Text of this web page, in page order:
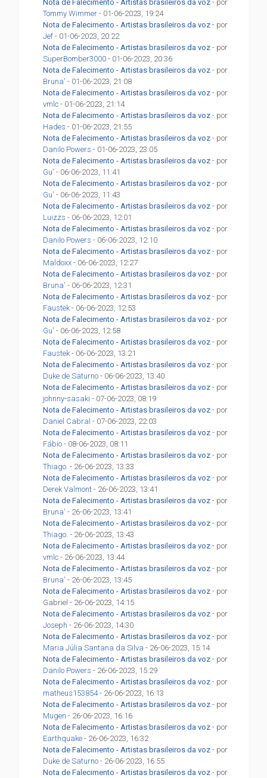
Nota de Falecimento - Artistas brasileiros da voz - por
Tommy Wimmer - 01-06-2023, 19:24
Nota de Falecimento - Artistas brasileiros da voz - por
Jef - 01-06-2023, 20:22
Nota de Falecimento - Artistas brasileiros da voz - por
SuperBomber3000 - 01-06-2023, 20:36
Nota de Falecimento - Artistas brasileiros da voz - por
Bruna' - 01-06-2023, 21:08
Nota de Falecimento - Artistas brasileiros da voz - por
vmlc - 01-06-2023, 21:14
Nota de Falecimento - Artistas brasileiros da voz - por
Hades - 01-06-2023, 21:55
Nota de Falecimento - Artistas brasileiros da voz - por
Danilo Powers - 01-06-2023, 23:05
Nota de Falecimento - Artistas brasileiros da voz - por
Gu' - 06-06-2023, 11:41
Nota de Falecimento - Artistas brasileiros da voz - por
Gu' - 06-06-2023, 11:43
Nota de Falecimento - Artistas brasileiros da voz - por
Luizzs - 06-06-2023, 12:01
Nota de Falecimento - Artistas brasileiros da voz - por
Danilo Powers - 06-06-2023, 12:10
Nota de Falecimento - Artistas brasileiros da voz - por
Maldoxx - 06-06-2023, 12:27
Nota de Falecimento - Artistas brasileiros da voz - por
Bruna' - 06-06-2023, 12:31
Nota de Falecimento - Artistas brasileiros da voz - por
Faustek- 06-06-2023, 12:53
Nota de Falecimento - Artistas brasileiros da voz - por
Gu' - 06-06-2023, 12:58
Nota de Falecimento - Artistas brasileiros da voz - por
Faustek- 06-06-2023, 13:21
Nota de Falecimento - Artistas brasileiros da voz - por
Duke de Saturno - 06-06-2023, 13:40
Nota de Falecimento - Artistas brasileiros da voz - por
johnny-sasaki - 07-06-2023, 08:19
Nota de Falecimento - Artistas brasileiros da voz - por
Daniel Cabral - 07-06-2023, 22:03
Nota de Falecimento - Artistas brasileiros da voz - por
Fábio - 08-06-2023, 08:11
Nota de Falecimento - Artistas brasileiros da voz - por
Thiago. - 26-06-2023, 13:33
Nota de Falecimento - Artistas brasileiros da voz - por
Derek Valmont - 26-06-2023, 13:41
Nota de Falecimento - Artistas brasileiros da voz - por
Bruna' - 26-06-2023, 13:41
Nota de Falecimento - Artistas brasileiros da voz - por
Thiago. - 26-06-2023, 13:43
Nota de Falecimento - Artistas brasileiros da voz - por
vmlc - 26-06-2023, 13:44
Nota de Falecimento - Artistas brasileiros da voz - por
Bruna' - 26-06-2023, 13:45
Nota de Falecimento - Artistas brasileiros da voz - por
Gabriel - 26-06-2023, 14:15
Nota de Falecimento - Artistas brasileiros da voz - por
Joseph - 26-06-2023, 14:30
Nota de Falecimento - Artistas brasileiros da voz - por
Maria Júlia Santana da Silva - 26-06-2023, 15:14
Nota de Falecimento - Artistas brasileiros da voz - por
Danilo Powers - 26-06-2023, 15:29
Nota de Falecimento - Artistas brasileiros da voz - por
matheus153854- 26-06-2023, 16:13
Nota de Falecimento - Artistas brasileiros da voz - por
Mugen - 26-06-2023, 16:16
Nota de Falecimento - Artistas brasileiros da voz - por
Earthquake - 26-06-2023, 16:32
Nota de Falecimento - Artistas brasileiros da voz - por
Duke de Saturno - 26-06-2023, 16:55
Nota de Falecimento - Artistas brasileiros da voz - por